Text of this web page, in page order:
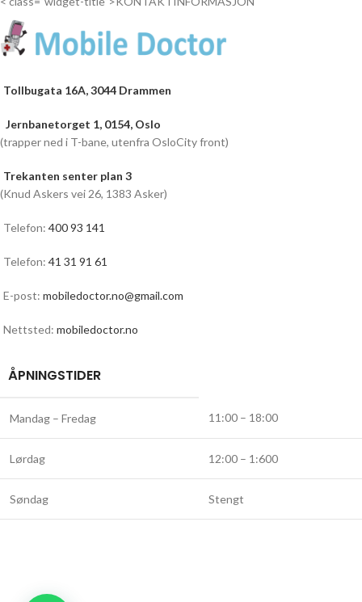
Tollbugata 16A, 3044 Drammen
Jernbanetorget 1, 0154, Oslo
(trapper ned i T-bane, utenfra OsloCity front)
Trekanten senter plan 3
(Knud Askers vei 26, 1383 Asker)
Telefon: 400 93 141
Telefon: 41 31 91 61
E-post: mobiledoctor.no@gmail.com
Nettsted: mobiledoctor.no
ÅPNINGSTIDER
Mandag – Fredag 11:00 – 18:00
Lørdag 12:00 – 1:600
Søndag Stengt